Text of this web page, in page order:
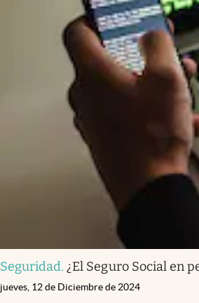
Seguridad. ¿El Seguro Social en
jueves, 12 de Diciembre de 2024